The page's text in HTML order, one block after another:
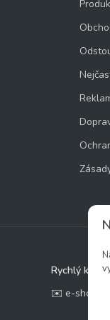
Rychlý
✉️ e-